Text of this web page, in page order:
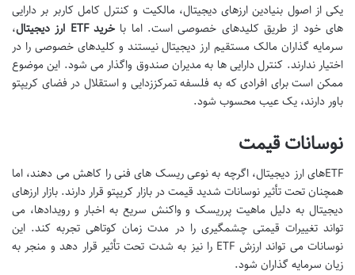
یکی از اصول بنیادین ارزهای دیجیتال، مالکیت و کنترل کامل کاربر بر دارایی
های خود از طریق کلیدهای خصوصی است. اما با خرید ETF ارز دیجیتال
،
سرمایه گذاران مالک مستقیم ارز دیجیتال نیستند و کلیدهای خصوصی را در
اختیار ندارند. کنترل دارایی ها به مدیران صندوق واگذار می شود. این موضوع
ممکن است برای افرادی که به فلسفه تمرکززدایی و استقلال در فضای کریپتو
باور دارند، یک عیب محسوب شود.
نوسانات قیمت
ETFهای ارز دیجیتال، اگرچه به نوعی ریسک های فنی را کاهش می دهند، اما
همچنان تحت تأثیر نوسانات شدید قیمت در بازار کریپتو قرار دارند. بازار ارزهای
دیجیتال به دلیل ماهیت پرریسک و واکنش سریع به اخبار و رویدادها، می
تواند تغییرات قیمتی چشمگیری را در مدت زمان کوتاهی تجربه کند. این
نوسانات می تواند ارزش ETF را نیز به شدت تحت تأثیر قرار دهد و منجر به
زیان سرمایه گذاران شود.